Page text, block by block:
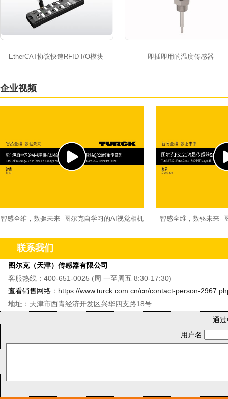
EtherCAT协议快速RFID I/O模块 即插即用的温度传感器
企业视频
智感全维，数驱未来--图尔克自学习的AI视觉相机
智感全维，数驱未来--
联系我们
图尔克（天津）传感器有限公司
客服热线：400-651-0025 (周 一至周五 8:30-17:30)
查看销售网络 ： https://www.turck.com.cn/cn/contact-person-
地址：天津市西青经济开发区兴华四支路18号
通
用户名: